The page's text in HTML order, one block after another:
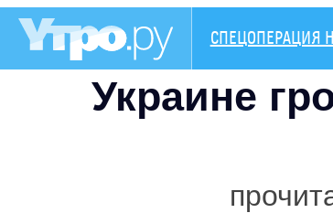
СПЕЦОПЕРАЦИЯ
Украине